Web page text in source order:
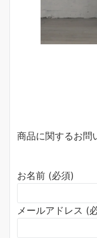
商品に関するお問
お名前 (必須)
メールアドレス (